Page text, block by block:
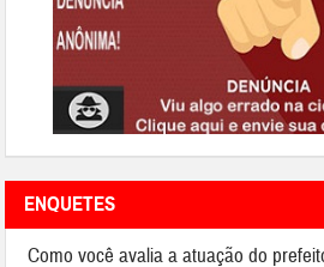
ENQUETES
Como você avalia a atuação do